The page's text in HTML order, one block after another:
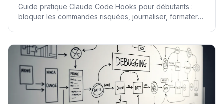
Guide pratique Claude Code Hooks pour débutants :
bloquer les commandes risquées, journaliser, formater